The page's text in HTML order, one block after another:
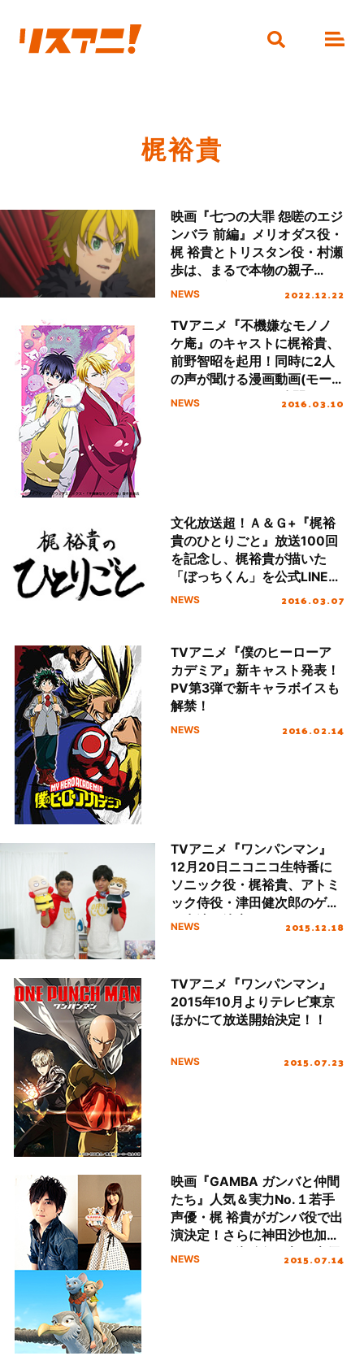
梶裕貴
映画『七つの大罪 怨嗟のエジ
ンバラ 前編』メリオダス役・
梶 裕貴とトリスタン役・村瀬
歩は、まるで本物の親子
――!? 主人公のバトンを受
NEWS 2022.12.22
TVアニメ『不機嫌なモノノ
ケ庵』のキャストに梶裕貴、
前野智昭を起用！同時に2人
の声が聞ける漫画動画(モー
ションコミック)も公開！
NEWS 2016.03.10
文化放送超！Ａ＆Ｇ+『梶裕
貴のひとりごと』放送100回
を記念し、梶裕貴が描いた
「ぼっちくん」を公式LINEス
タンプで配信開始！
NEWS 2016.03.07
TVアニメ『僕のヒーローア
カデミア』新キャスト発表！
PV第3弾で新キャラボイスも
解禁！
NEWS 2016.02.14
TVアニメ『ワンパンマン』
12月20日ニコニコ生特番に
ソニック役・梶裕貴、アトミ
ック侍役・津田健次郎のゲス
ト出演が決定！12月21日より
告展開決定!
NEWS 2015.12.18
TVアニメ『ワンパンマン』
2015年10月よりテレビ東京
ほかにて放送開始決定！！
NEWS 2015.07.23
映画『GAMBA ガンバと仲間
たち』人気＆実力No.１若手
声優・梶 裕貴がガンバ役で出
演決定！さらに神田沙也加が
ヒロイン・潮路役で邦画声優
NEWS 2015.07.14